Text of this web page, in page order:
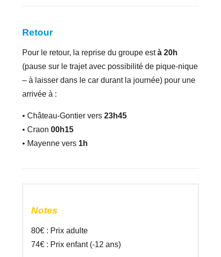
Retour
Pour le retour, la reprise du groupe està 20h
(pause sur le trajet avec possibilité de pique-nique
– à laisser dans le car durant la journée) pour une
arrivée à :
• Château-Gontier vers 23h45
• Craon 00h15
• Mayenne vers 1h
Notes
80€ : Prix adulte
74€ : Prix enfant (-12 ans)